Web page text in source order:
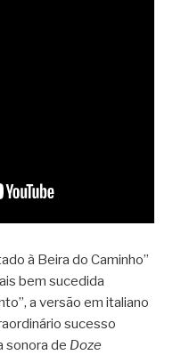
à Beira do Caminho”
bem sucedida
a versão em italiano
sucesso
sonora de Doze